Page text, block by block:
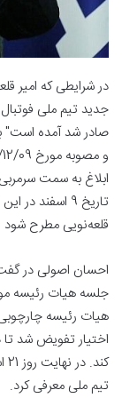
صادر شد آمده است"
ابلاغ به سمت
تاریخ 9
قلعه‌نویی مطرح شود
احسان اصولی در
هیات رئیسه
اختیار تفویض شد
تیم ملی معرفی کرد.